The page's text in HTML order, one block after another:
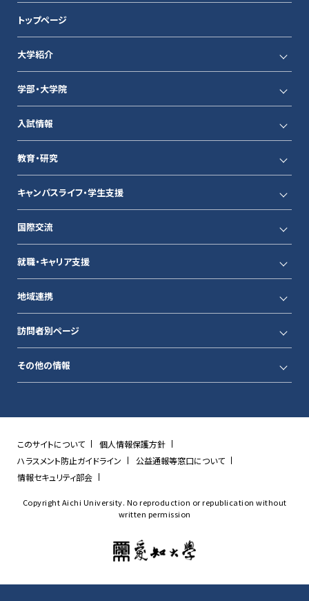
トップページ
大学紹介
学部・大学院
入試情報
教育・研究
キャンパスライフ・学生支援
国際交流
就職・キャリア支援
地域連携
訪問者別ページ
その他の情報
このサイトについて
個人情報保護方針
ハラスメント防止ガイドライン
公益通報等窓口について
情報セキュリティ部会
Copyright Aichi University. No reproduction or republication without
written permission